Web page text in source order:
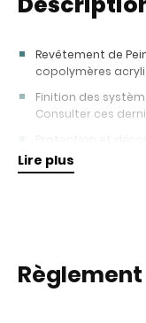
Revêtement de
copolymères
Finition des
Consulter ces
36-005).
Lire plus
Règlement